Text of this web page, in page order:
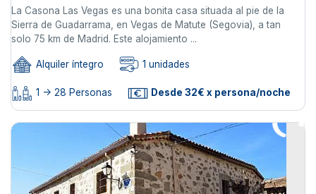
La Casona Las Vegas es una bonita casa situada al pie de la
Sierra de Guadarrama, en Vegas de Matute (Segovia), a tan
solo 75 km de Madrid. Este alojamiento ...
Alquiler íntegro 1 unidades
1 -> 28 Personas Desde 32€ x persona/noche